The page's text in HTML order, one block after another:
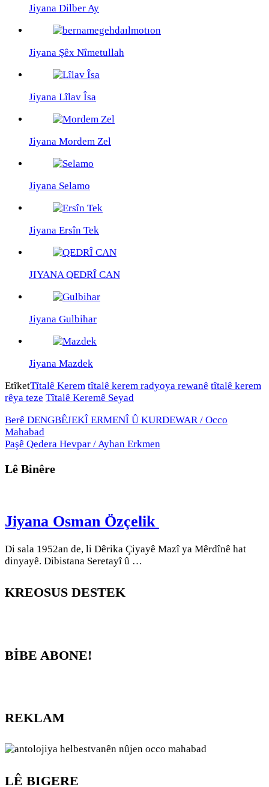
Jiyana Dilber Ay
Jiyana Şêx Nîmetullah
Jiyana Lîlav Îsa
Jiyana Mordem Zel
Jiyana Selamo
Jiyana Ersîn Tek
JIYANA QEDRÎ CAN
Jiyana Gulbihar
Jiyana Mazdek
EtîketTîtalê Kerem tîtalê kerem radyoya rewanê tîtalê kerem
rêya teze Tîtalê Keremê Seyad
Berê DENGBÊJEKÎ ERMENÎ Û KURDEWAR / Occo
Mahabad
Paşê Qedera Hevpar / Ayhan Erkmen
Lê Binêre
Jiyana Osman Özçelik
Di sala 1952an de, li Dêrika Çiyayê Mazî ya Mêrdînê hat
dinyayê. Dibistana Seretayî û …
KREOSUS DESTEK
BİBE ABONE!
REKLAM
LÊ BIGERE